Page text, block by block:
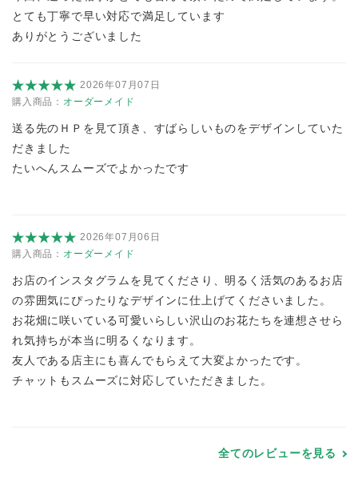
とても丁寧で早い対応で満足しています
ありがとうございました
2026年07月07日
購入商品： オーダーメイド
送る先のＨＰを見て頂き、すばらしいものをデザインしていた
だきました
たいへんスムーズでよかったです
2026年07月06日
購入商品： オーダーメイド
お店のインスタグラムを見てくださり、明るく活気のあるお店
の雰囲気にぴったりなデザインに仕上げてくださいました。
お花畑に咲いている可愛いらしい沢山のお花たちを連想させら
れ気持ちが本当に明るくなります。
友人である店主にも喜んでもらえて大変よかったです。
チャットもスムーズに対応していただきました。
全てのレビューを見る